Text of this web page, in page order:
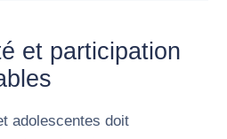
et participation
adolescentes doit